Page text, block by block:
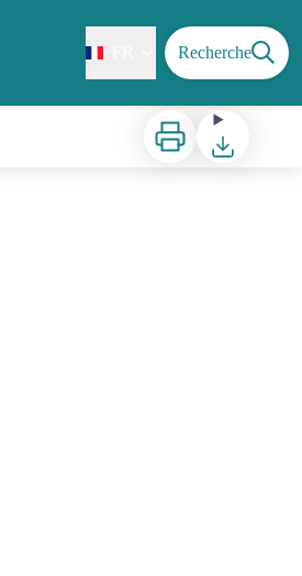
Recherche
Imprimer Télécharger